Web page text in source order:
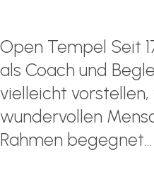
Open Tempel Seit
als Coach und
vielleicht
wundervollen
Rahmen begegnet...